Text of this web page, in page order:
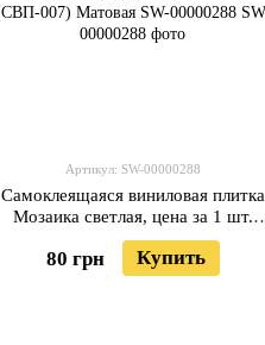
Артикул: SW-00000288
Самоклеящаяся виниловая плитка
Мозаика светлая, цена за 1 шт.
(СВП-007) Матовая SW-00000288
80 грн Купить